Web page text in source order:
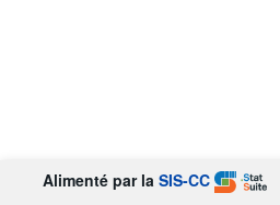
Alimenté par la SIS-CC